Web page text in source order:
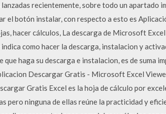
recientemente, sobre todo un apartado
el botón instalar, con respecto a esto es
hacer cálculos, La descarga de Microsoft
como hacer la descarga, instalacion y
haga su descarga e instalacion, es de suma
Descargar Gratis - Microsoft Excel
Gratis Excel es la hoja de cálculo por
pero ninguna de ellas reúne la practicidad y